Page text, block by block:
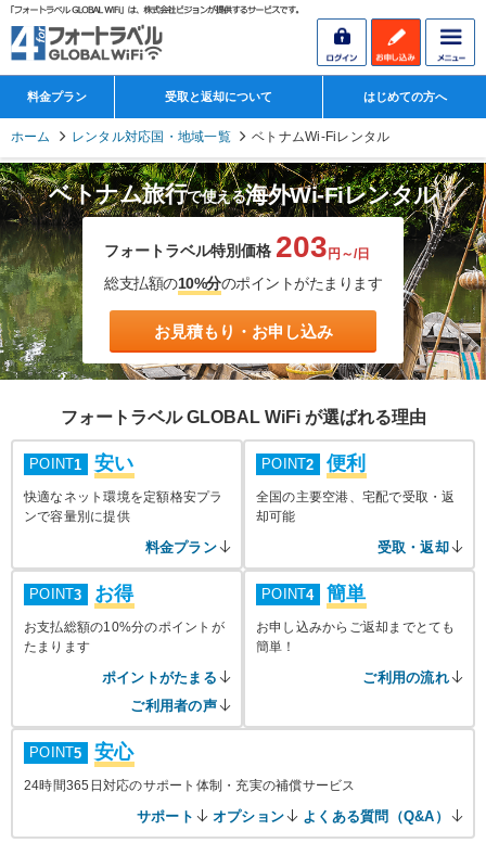
料金プラン 受取と返却について はじめての方へ
ホーム レンタル対応国・地域一覧 ベトナムWi-Fiレンタル
ベトナム旅行で使える海外Wi-Fiレンタル
フォートラベル特別価格 203円～/日
総支払額の10%分のポイントがたまります
お見積もり・お申し込み
フォートラベル GLOBAL WiFi が選ばれる理由
POINT1 安い
快適なネット環境を定額格安プラ
ンで容量別に提供
料金プラン
POINT2 便利
全国の主要空港、宅配で受取・返
却可能
受取・返却
POINT3 お得
お支払総額の10%分のポイントが
たまります
ポイントがたまる
ご利用者の声
POINT4 簡単
お申し込みからご返却までとても
簡単！
ご利用の流れ
POINT5 安心
24時間365日対応のサポート体制・充実の補償サービス
サポート オプション よくある質問（Q&A）